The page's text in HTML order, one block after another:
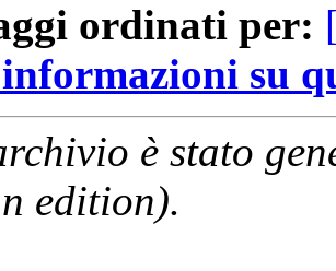
ordinati per:
su
è stato
edition).